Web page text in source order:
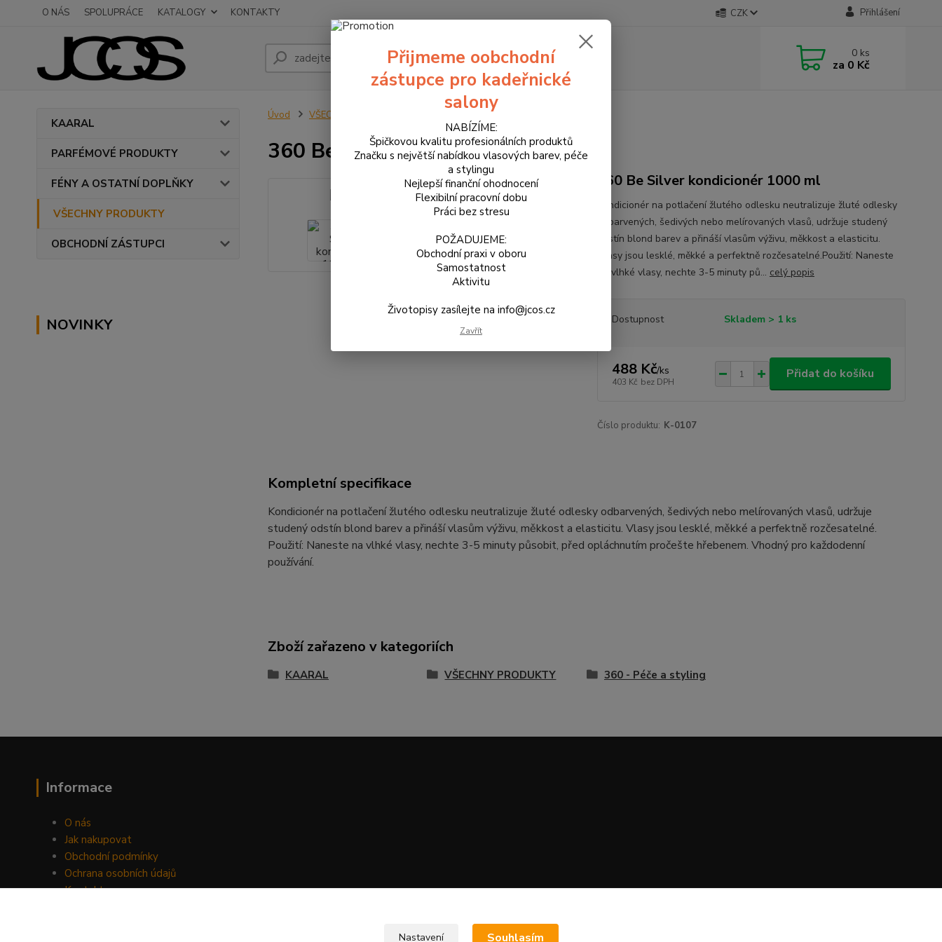
O NÁS SPOLUPRÁCE KATALOGY KONTAKTY CZK Přihlášení
Hledat 0 ks
za 0 Kč
KAARAL
PARFÉMOVÉ PRODUKTY
FÉNY A OSTATNÍ DOPLŇKY
VŠECHNY PRODUKTY
OBCHODNÍ ZÁSTUPCI
NOVINKY
Úvod VŠECHNY PRODUKTY 360 Be Silver kondicionér 1000 ml
360 Be Silver kondicionér 1000 ml
360 Be Silver kondicionér 1000 ml
Kondicionér na potlačení žlutého odlesku neutralizuje žluté odlesky
odbarvených, šedivých nebo melírovaných vlasů, udržuje studený
odstín blond barev a přináší vlasům výživu, měkkost a elasticitu.
Vlasy jsou lesklé, měkké a perfektně rozčesatelné.Použití: Naneste
na vlhké vlasy, nechte 3-5 minuty pů... celý popis
Dostupnost Skladem > 1 ks
488 Kč/ks
403 Kč bez DPH
Přidat do košíku
Číslo produktu: K-0107
Kompletní specifikace
Kondicionér na potlačení žlutého odlesku neutralizuje žluté odlesky odbarvených, šedivých nebo melírovaných vlasů, udržuje
studený odstín blond barev a přináší vlasům výživu, měkkost a elasticitu. Vlasy jsou lesklé, měkké a perfektně rozčesatelné.
Použití: Naneste na vlhké vlasy, nechte 3-5 minuty působit, před opláchnutím pročešte hřebenem. Vhodný pro každodenní
používání.
Zboží zařazeno v kategoriích
KAARAL VŠECHNY PRODUKTY 360 - Péče a styling
Informace
O nás
Jak nakupovat
Obchodní podmínky
Ochrana osobních údajů
Kontakty
Přijmeme oobchodní
zástupce pro kadeřnické
salony
NABÍZÍME:
Špičkovou kvalitu profesionálních produktů
Značku s největší nabídkou vlasových barev, péče
a stylingu
Nejlepší finanční ohodnocení
Flexibilní pracovní dobu
Práci bez stresu
POŽADUJEME:
Obchodní praxi v oboru
Samostatnost
Aktivitu
Životopisy zasílejte na info@jcos.cz
Zavřít
Nastavení Souhlasím